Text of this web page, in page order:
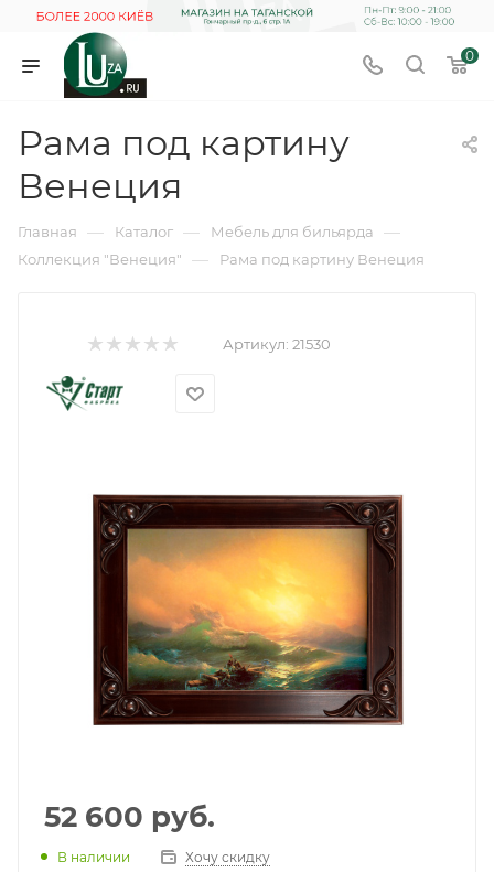
0
Рама под картину
Венеция
Главная — Каталог — Мебель для бильярда —
Коллекция "Венеция" — Рама под картину Венеция
Артикул: 21530
52 600 руб.
В наличии Хочу скидку